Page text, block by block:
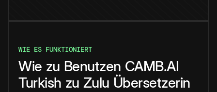
WIE ES FUNKTIONIERT
Wie zu Benutzen CAMB.AI
Turkish zu Zulu Übersetzerin